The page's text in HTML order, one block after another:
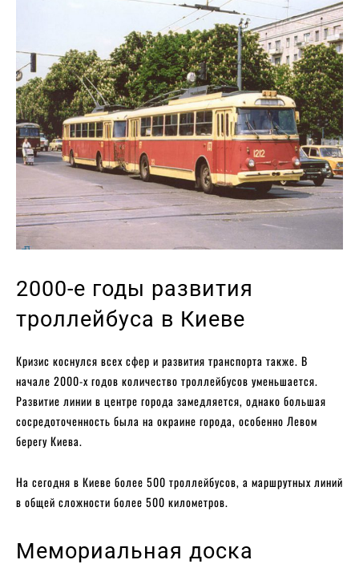
2000-е годы развития
троллейбуса в Киеве
Кризис коснулся всех сфер и развития транспорта также. В
начале 2000-х годов количество троллейбусов уменьшается.
Развитие линии в центре города замедляется, однако большая
сосредоточенность была на окраине города, особенно Левом
берегу Киева.
На сегодня в Киеве более 500 троллейбусов, а маршрутных линий
в общей сложности более 500 километров.
Мемориальная доска